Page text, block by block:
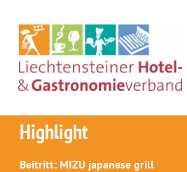
Highlight
Beitritt: MIZU japanese grill